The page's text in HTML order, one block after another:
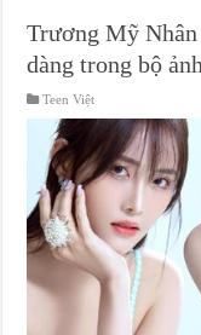
Trương Mỹ
dàng trong bộ
Teen Việt